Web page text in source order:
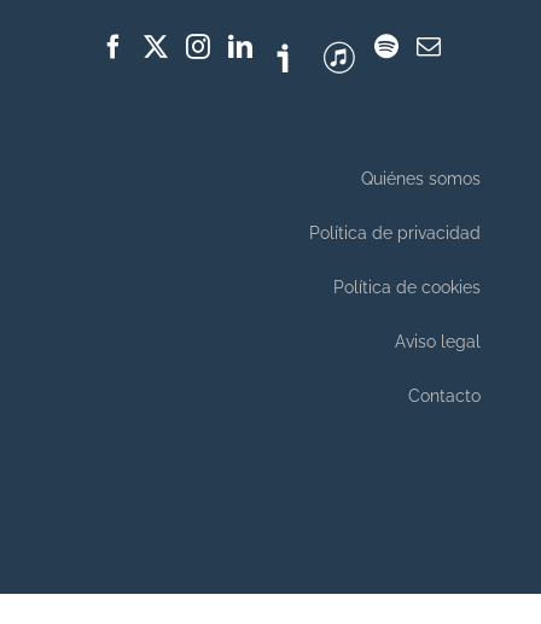
Quiénes somos
Política de privacidad
Política de cookies
Aviso legal
Contacto